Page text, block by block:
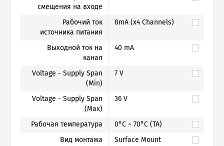
смещения на входе
Рабочий ток
источника питания
8mA (x4 Channels)
Выходной ток на
канал
40 mA
Voltage - Supply Span
(Min)
7 V
Voltage - Supply Span
(Max)
36 V
Рабочая температура
0°C ~ 70°C (TA)
Вид монтажа
Surface Mount